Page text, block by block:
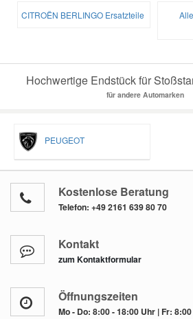
CITROËN BERLINGO Ersatzteile
Hochwertige Endstück für
für andere Automarken
PEUGEOT
Kostenlose Beratung
Telefon: +49 2161 639 80 70
Kontakt
zum Kontaktformular
Öffnungszeiten
Mo - Do: 8:00 - 18:00 Uhr | Fr: